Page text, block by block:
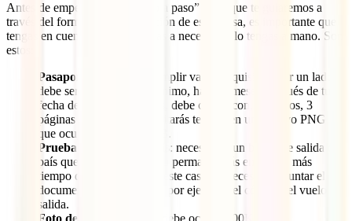
Antes de empezar con el “paso a paso” en el que te guiaremos a
través del formulario de obtención de esta eVisa, es importante que
tengas en cuenta todo lo que vas a necesitar y lo tengas a mano. Son
estos:
Pasaporte
: Este debe cumplir varios requisitos. Por un lado,
debe ser válido, como mínimo, hasta 6 meses después de tu
fecha de regreso. Además, debe contar con, al menos, 3
páginas en blanco. Necesitarás tenerlo en un archivo PNG
que ocupe menos de 2MB.
Prueba de salida del país : necesitarás un billete de salida del
país que demuestre que no permanecerás en el país más
tiempo del permitido. En este caso no necesitas adjuntar el
documento y bastará con, por ejemplo, el código del vuelo de
salida.